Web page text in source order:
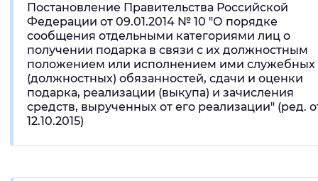
Постановление Правительства Российской
Федерации от 09.01.2014 № 10 "О порядке
сообщения отдельными категориями лиц о
получении подарка в связи с их должностным
положением или исполнением ими служебных
(должностных) обязанностей, сдачи и оценки
подарка, реализации (выкупа) и зачисления
средств, вырученных от его реализации" (ред.
12.10.2015)